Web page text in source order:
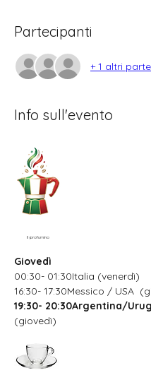
Partecipanti
+ 1 altri
Info sull'evento
Il profumino
Giovedì
00:30- 01:30Italia (venerdì)
16:30- 17:30Messico / USA
19:30- 20:30Argentina/
(giovedì)